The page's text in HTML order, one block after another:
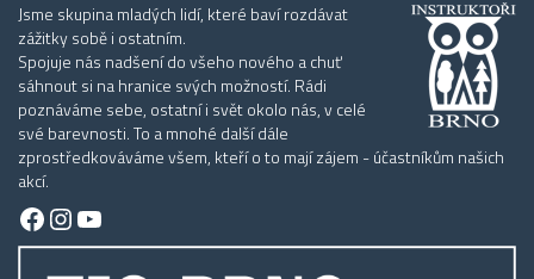
Jsme skupina mladých lidí, které baví rozdávat
zážitky sobě i ostatním.
Spojuje nás nadšení do všeho nového a chuť
sáhnout si na hranice svých možností. Rádi
poznáváme sebe, ostatní i svět okolo nás, v celé
své barevnosti. To a mnohé další dále
zprostředkováváme všem, kteří o to mají zájem - účastníkům našich
akcí.
Facebook
Instagram
YouTube